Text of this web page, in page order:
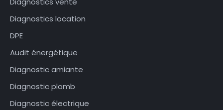
Diagnostics location
DPE
Audit énergétique
Diagnostic amiante
Diagnostic plomb
Diagnostic électrique